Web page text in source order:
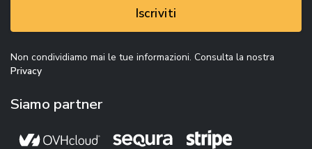
Iscriviti
Non condividiamo mai le tue informazioni. Consulta la nostra
Privacy
Siamo partner